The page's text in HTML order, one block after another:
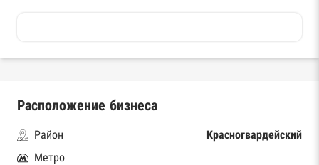
Расположение бизнеса
Район
Красногвардейский
Метро